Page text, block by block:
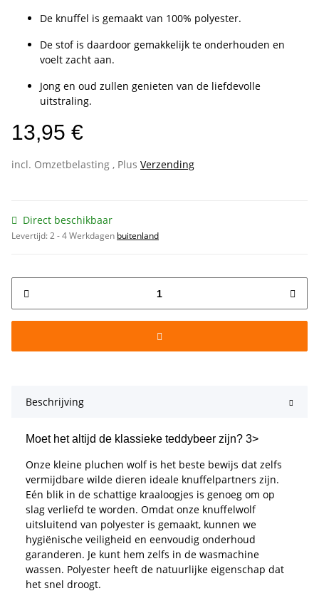
De knuffel is gemaakt van 100% polyester.
De stof is daardoor gemakkelijk te onderhouden en
voelt zacht aan.
Jong en oud zullen genieten van de liefdevolle
uitstraling.
13,95 €
incl. Omzetbelasting , Plus Verzending
Direct beschikbaar
Levertijd:2 - 4 Werkdagen buitenland
Beschrijving
Moet het altijd de klassieke teddybeer zijn? 3>
Onze kleine pluchen wolf is het beste bewijs dat zelfs
vermijdbare wilde dieren ideale knuffelpartners zijn.
Eén blik in de schattige kraaloogjes is genoeg om op
slag verliefd te worden. Omdat onze knuffelwolf
uitsluitend van polyester is gemaakt, kunnen we
hygiënische veiligheid en eenvoudig onderhoud
garanderen. Je kunt hem zelfs in de wasmachine
wassen. Polyester heeft de natuurlijke eigenschap dat
het snel droogt.